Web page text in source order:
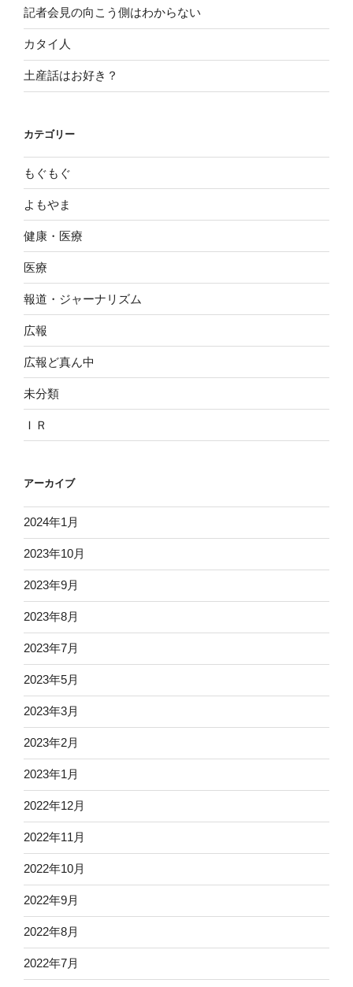
記者会見の向こう側はわからない
カタイ人
土産話はお好き？
カテゴリー
もぐもぐ
よもやま
健康・医療
医療
報道・ジャーナリズム
広報
広報ど真ん中
未分類
ＩＲ
アーカイブ
2024年1月
2023年10月
2023年9月
2023年8月
2023年7月
2023年5月
2023年3月
2023年2月
2023年1月
2022年12月
2022年11月
2022年10月
2022年9月
2022年8月
2022年7月